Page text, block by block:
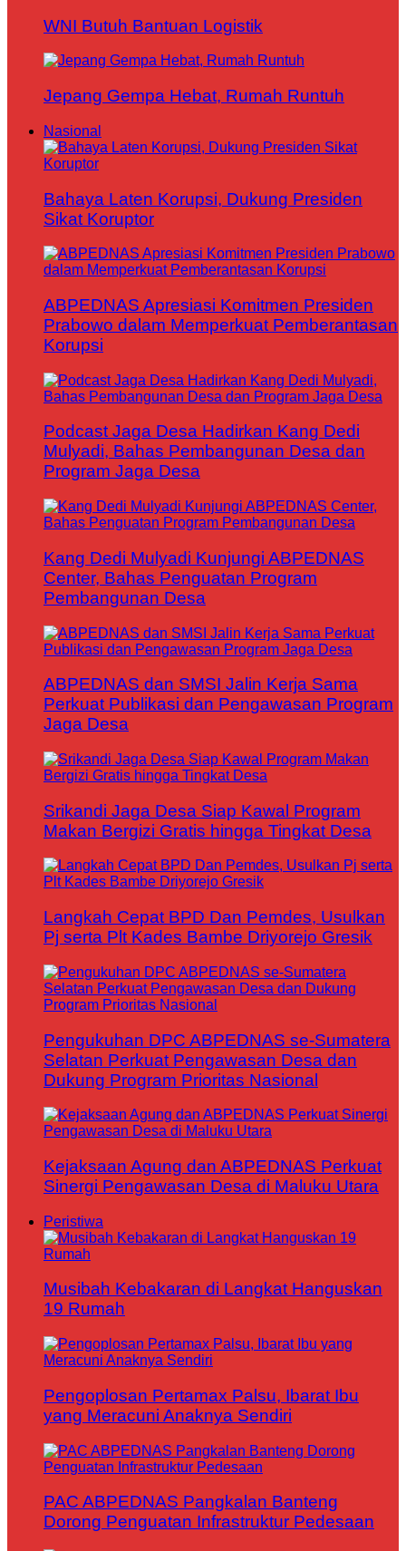
WNI Butuh Bantuan Logistik
Jepang Gempa Hebat, Rumah Runtuh
Nasional
Bahaya Laten Korupsi, Dukung Presiden
Sikat Koruptor
ABPEDNAS Apresiasi Komitmen Presiden
Prabowo dalam Memperkuat Pemberantasan
Korupsi
Podcast Jaga Desa Hadirkan Kang Dedi
Mulyadi, Bahas Pembangunan Desa dan
Program Jaga Desa
Kang Dedi Mulyadi Kunjungi ABPEDNAS
Center, Bahas Penguatan Program
Pembangunan Desa
ABPEDNAS dan SMSI Jalin Kerja Sama
Perkuat Publikasi dan Pengawasan Program
Jaga Desa
Srikandi Jaga Desa Siap Kawal Program
Makan Bergizi Gratis hingga Tingkat Desa
Langkah Cepat BPD Dan Pemdes, Usulkan
Pj serta Plt Kades Bambe Driyorejo Gresik
Pengukuhan DPC ABPEDNAS se-Sumatera
Selatan Perkuat Pengawasan Desa dan
Dukung Program Prioritas Nasional
Kejaksaan Agung dan ABPEDNAS Perkuat
Sinergi Pengawasan Desa di Maluku Utara
Peristiwa
Musibah Kebakaran di Langkat Hanguskan
19 Rumah
Pengoplosan Pertamax Palsu, Ibarat Ibu
yang Meracuni Anaknya Sendiri
PAC ABPEDNAS Pangkalan Banteng
Dorong Penguatan Infrastruktur Pedesaan